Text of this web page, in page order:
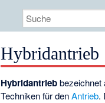
Hybridantrieb
Hybridantriebbezeichnet
Techniken für denAntrieb.